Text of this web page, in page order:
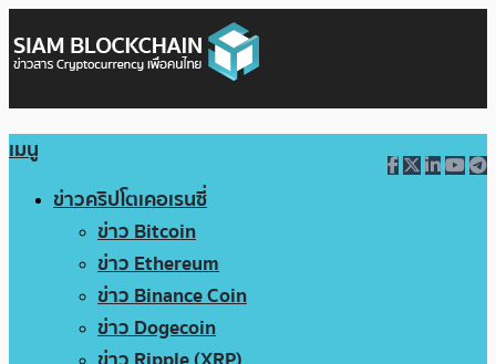
เมนู
ข่าวคริปโตเคอเรนซี่
ข่าว Bitcoin
ข่าว Ethereum
ข่าว Binance Coin
ข่าว Dogecoin